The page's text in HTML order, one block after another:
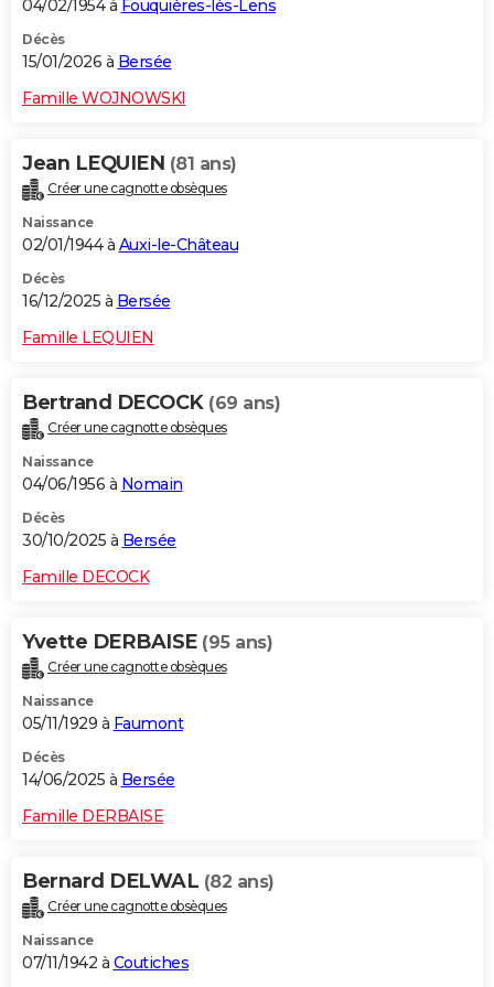
04/02/1954 à Fouquières-lès-Lens
Décès
15/01/2026 à Bersée
Famille WOJNOWSKI
Jean LEQUIEN (81 ans)
Créer une cagnotte obsèques
Naissance
02/01/1944 à Auxi-le-Château
Décès
16/12/2025 à Bersée
Famille LEQUIEN
Bertrand DECOCK (69 ans)
Créer une cagnotte obsèques
Naissance
04/06/1956 à Nomain
Décès
30/10/2025 à Bersée
Famille DECOCK
Yvette DERBAISE (95 ans)
Créer une cagnotte obsèques
Naissance
05/11/1929 à Faumont
Décès
14/06/2025 à Bersée
Famille DERBAISE
Bernard DELWAL (82 ans)
Créer une cagnotte obsèques
Naissance
07/11/1942 à Coutiches